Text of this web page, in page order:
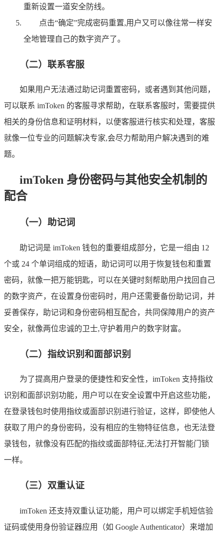
重新设置一道安全防线。
点击“确定”完成密码重置,用户又可以像往常一样安
全地管理自己的数字资产了。
（二）联系客服
如果用户无法通过助记词重置密码，或者遇到其他问题，
可以联系 imToken 的客服寻求帮助，在联系客服时，需要提供
相关的身份信息和证明材料，以便客服进行核实和处理，客服
就像一位专业的问题解决专家,会尽力帮助用户解决遇到的难
题。
imToken 身份密码与其他安全机制的
配合
（一）助记词
助记词是 imToken 钱包的重要组成部分，它是一组由 12
个或 24 个单词组成的短语，助记词可以用于恢复钱包和重置
密码，就像一把万能钥匙，可以在关键时刻帮助用户找回自己
的数字资产，在设置身份密码时，用户还需要备份助记词，并
妥善保存，助记词和身份密码相互配合，共同保障用户的资产
安全，就像两位忠诚的卫士,守护着用户的数字财富。
（二）指纹识别和面部识别
为了提高用户登录的便捷性和安全性，imToken 支持指纹
识别和面部识别功能，用户可以在安全设置中开启这些功能，
在登录钱包时使用指纹或面部识别进行验证，这样，即使他人
获取了用户的身份密码，没有相应的生物特征信息，也无法登
录钱包，就像没有匹配的指纹或面部特征,无法打开智能门锁
一样。
（三）双重认证
imToken 还支持双重认证功能，用户可以绑定手机短信验
证码或使用身份验证器应用（如 Google Authenticator）来增加